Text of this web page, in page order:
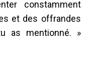
constamment
et des offrandes
as mentionné. »